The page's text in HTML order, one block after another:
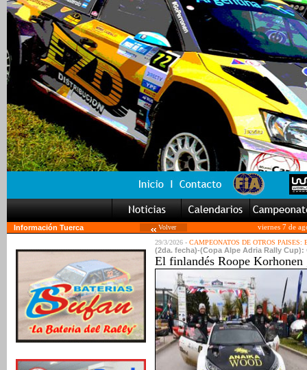
Información Tuerca Volver
viernes 7 de
29/3/2026 - CAMPEONATOS DE OTROS PAISES:
(2da. fecha)-(Copa Alpe Adria Rally
El finlandés Roope